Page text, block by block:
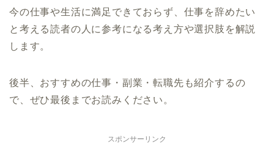
今の仕事や生活に満足できておらず、仕事を辞めたい
と考える読者の人に参考になる考え方や選択肢を解説
します。
後半、おすすめの仕事・副業・転職先も紹介するの
で、ぜひ最後までお読みください。
スポンサーリンク